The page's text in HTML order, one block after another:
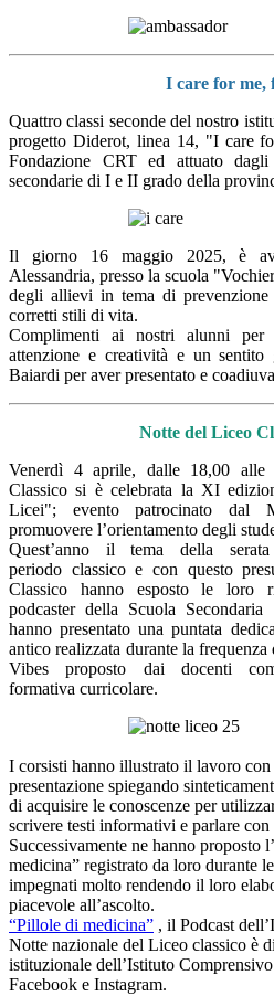
I care for me,
Quattro classi seconde del nostro
progetto Diderot, linea 14, "I care
Fondazione CRT ed attuato
secondarie di I e II grado della
Il giorno 16 maggio 2025, è
Alessandria, presso la scuola
degli allievi in tema di
corretti stili di vita.
Complimenti ai nostri alunni
attenzione e creatività e un
Baiardi per aver presentato e
Notte del Liceo
Venerdì 4 aprile, dalle 18,00
Classico si è celebrata la XI
Licei"; evento patrocinato dal
promuovere l’orientamento degli
Quest’anno il tema della
periodo classico e con questo
Classico hanno esposto le loro
podcaster della Scuola
hanno presentato una puntata
antico realizzata durante la
Vibes proposto dai docenti
formativa curricolare.
I corsisti hanno illustrato il lavoro con
presentazione spiegando
di acquisire le conoscenze per
scrivere testi informativi e parlare con
Successivamente ne hanno proposto
medicina” registrato da loro durante
impegnati molto rendendo il loro
piacevole all’ascolto.
“Pillole di medicina” , il Podcast
Notte nazionale del Liceo classico è
istituzionale dell’Istituto
Facebook e Instagram.